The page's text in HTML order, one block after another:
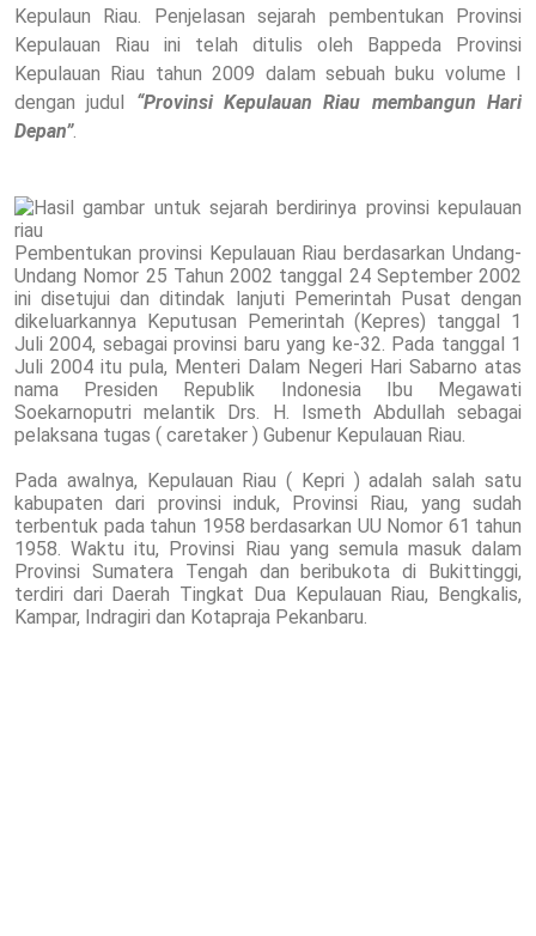
Kepulaun Riau. Penjelasan sejarah pembentukan Provinsi
Kepulauan Riau ini telah ditulis oleh Bappeda Provinsi
Kepulauan Riau tahun 2009 dalam sebuah buku volume I
dengan judul
“Provinsi Kepulauan Riau membangun Hari
Depan”.
Pembentukan provinsi Kepulauan Riau berdasarkan Undang-
Undang Nomor 25 Tahun 2002 tanggal 24 September 2002
ini disetujui dan ditindak lanjuti Pemerintah Pusat dengan
dikeluarkannya Keputusan Pemerintah (Kepres) tanggal 1
Juli 2004, sebagai provinsi baru yang ke-32. Pada tanggal 1
Juli 2004 itu pula, Menteri Dalam Negeri Hari Sabarno atas
nama Presiden Republik Indonesia Ibu Megawati
Soekarnoputri melantik Drs. H. Ismeth Abdullah sebagai
pelaksana tugas ( caretaker ) Gubenur Kepulauan Riau.
Pada awalnya, Kepulauan Riau ( Kepri ) adalah salah satu
kabupaten dari provinsi induk, Provinsi Riau, yang sudah
terbentuk pada tahun 1958 berdasarkan UU Nomor 61 tahun
1958. Waktu itu, Provinsi Riau yang semula masuk dalam
Provinsi Sumatera Tengah dan beribukota di Bukittinggi,
terdiri dari Daerah Tingkat Dua Kepulauan Riau, Bengkalis,
Kampar, Indragiri dan Kotapraja Pekanbaru.